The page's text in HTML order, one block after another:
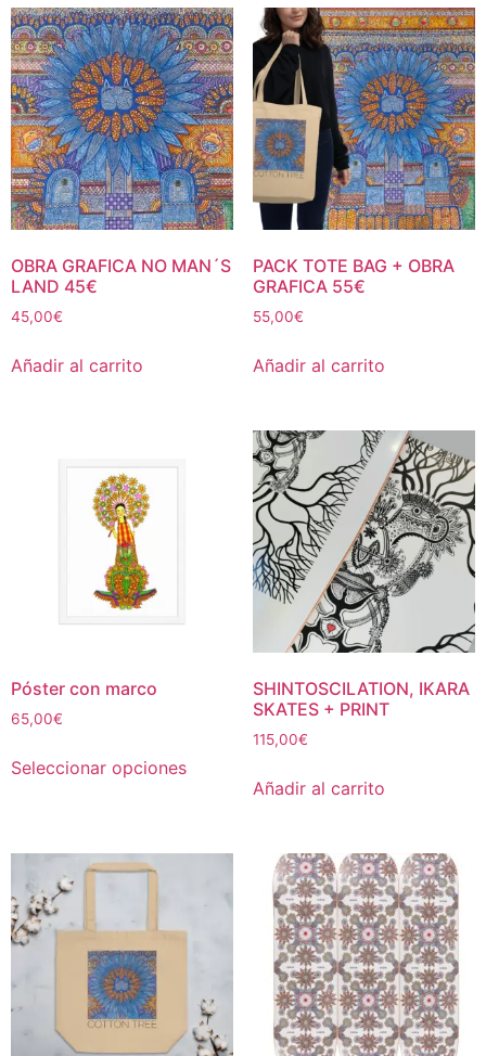
OBRA GRAFICA NO MAN´S
LAND 45€
45,00€
Añadir al carrito
PACK TOTE BAG + OBRA
GRAFICA 55€
55,00€
Añadir al carrito
Póster con marco
65,00€
Seleccionar opciones
SHINTOSCILATION, IKARA
SKATES + PRINT
115,00€
Añadir al carrito